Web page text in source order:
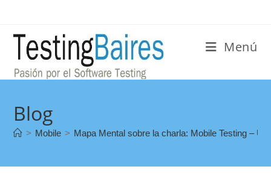
Menú
Blog
> Mobile > Mapa Mental sobre la charla: Mobile Testing –